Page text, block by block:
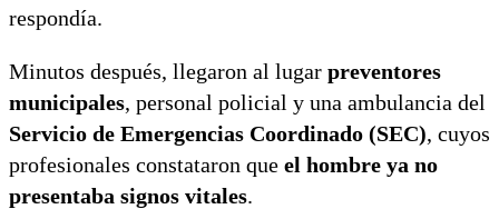
respondía.
Minutos después, llegaron al lugar preventores
municipales, personal policial y una ambulancia del
Servicio de Emergencias Coordinado (SEC), cuyos
profesionales constataron que el hombre ya no
presentaba signos vitales.